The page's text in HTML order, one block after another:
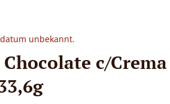
unbekannt.
c/Crema